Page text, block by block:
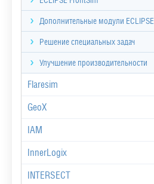
Дополнительные модули ECLIPSE
Решение специальных задач
Улучшение производительности
Flaresim
GeoX
IAM
InnerLogix
INTERSECT